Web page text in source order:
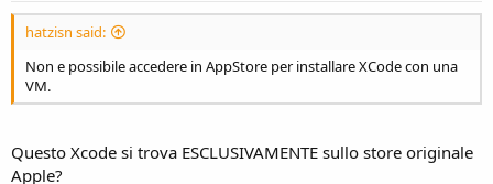
hatzisn said:
Non e possibile accedere in AppStore per installare XCode con una
VM.
Questo Xcode si trova ESCLUSIVAMENTE sullo store originale
Apple?